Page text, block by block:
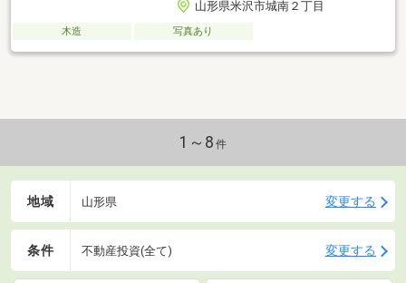
山形県米沢市城南２丁目
木造 写真あり
1～8 件
地域 山形県 変更する
条件 不動産投資(全て) 変更する